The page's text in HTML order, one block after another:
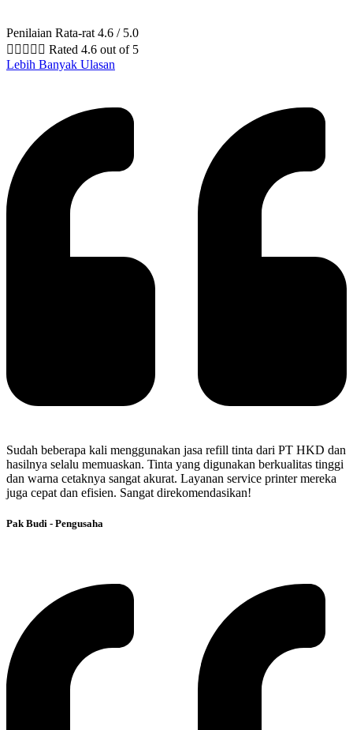
Penilaian Rata-rat 4.6 / 5.0
     Rated 4.6 out of 5
Lebih Banyak Ulasan
Sudah beberapa kali menggunakan jasa refill tinta dari PT HKD dan
hasilnya selalu memuaskan. Tinta yang digunakan berkualitas tinggi
dan warna cetaknya sangat akurat. Layanan service printer mereka
juga cepat dan efisien. Sangat direkomendasikan!
Pak Budi - Pengusaha